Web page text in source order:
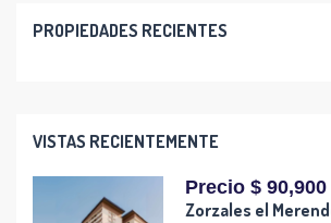
PROPIEDADES RECIENTES
VISTAS RECIENTEMENTE
Precio $ 90,900
Zorzales el